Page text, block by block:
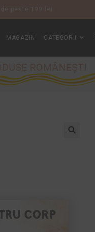
MAGAZIN CATEGORII